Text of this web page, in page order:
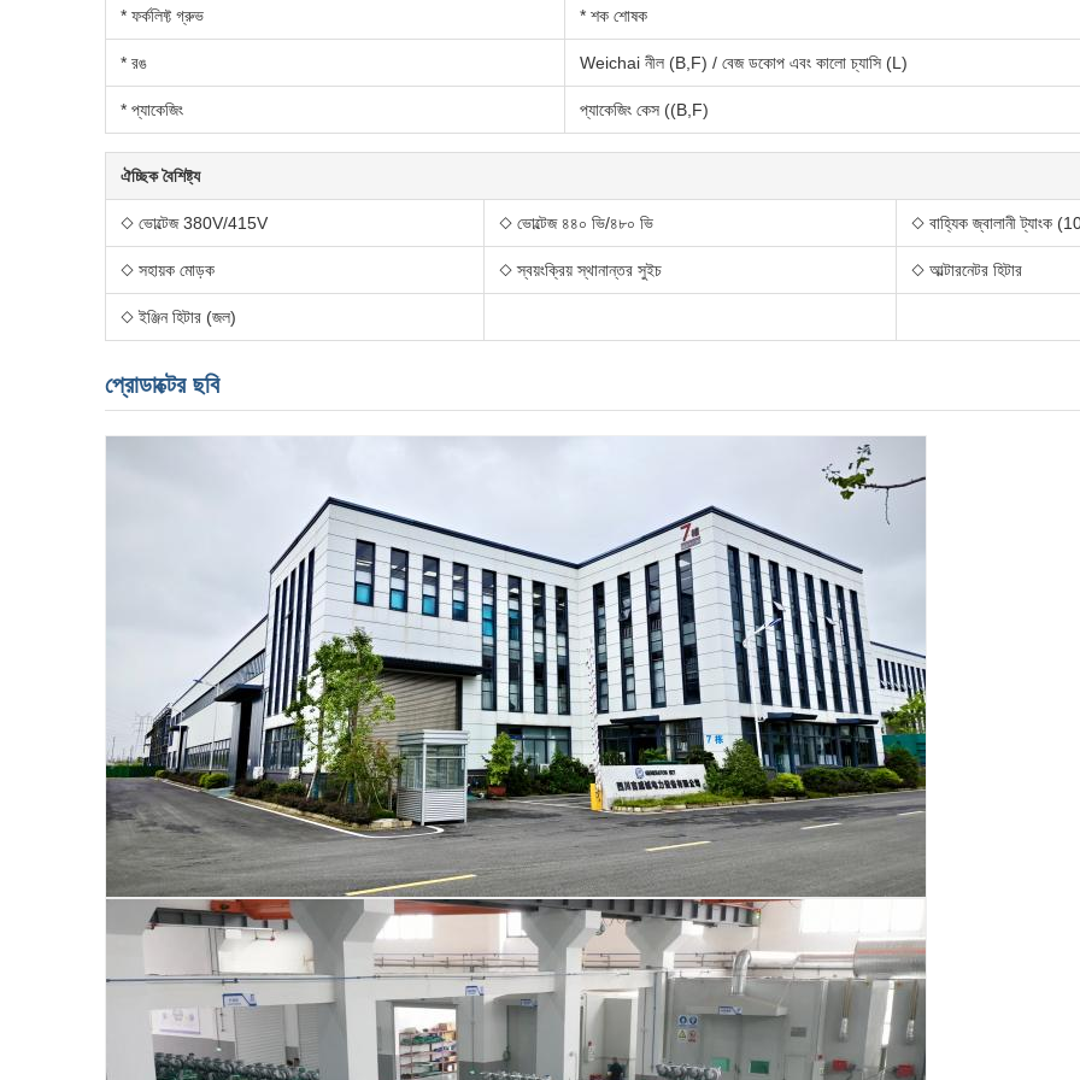
* ফর্কলিফ্ট গ্রুভ * শক শোষক
* রঙ Weichai নীল (B,F) / বেজ ডকোপ এবং কালো চ্যাসি (L)
* প্যাকেজিং প্যাকেজিং কেস ((B,F)
ঐচ্ছিক বৈশিষ্ট্য
◇ ভোল্টেজ 380V/415V ◇ ভোল্টেজ ৪৪০ ভি/৪৮০ ভি ◇ বাহ্যিক জ্বালানী ট্যাংক
◇ সহায়ক মোড়ক ◇ স্বয়ংক্রিয় স্থানান্তর সুইচ ◇ আল্টারনেটর হিটার
◇ ইঞ্জিন হিটার (জল)
প্রোডাক্টের ছবি